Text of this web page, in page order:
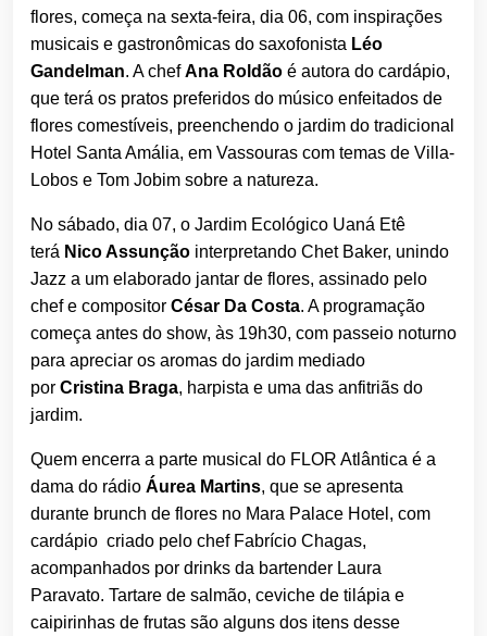
flores, começa na sexta-feira, dia 06, com inspirações
musicais e gastronômicas do saxofonista Léo
Gandelman. A chefAna Roldão é autora do cardápio,
que terá os pratos preferidos do músico enfeitados de
flores comestíveis, preenchendo o jardim do tradicional
Hotel Santa Amália, em Vassouras com temas de Villa-
Lobos e Tom Jobim sobre a natureza.
No sábado, dia 07, o Jardim Ecológico Uaná Etê
terá Nico Assunção interpretando Chet Baker, unindo
Jazz a um elaborado jantar de flores, assinado pelo
chef e compositor César Da Costa. A programação
começa antes do show, às 19h30, com passeio noturno
para apreciar os aromas do jardim mediado
por Cristina Braga, harpista e uma das anfitriãs do
jardim.
Quem encerra a parte musical do FLOR Atlântica é a
dama do rádio Áurea Martins, que se apresenta
durante brunch de flores no Mara Palace Hotel, com
cardápio criado pelo chef Fabrício Chagas,
acompanhados por drinks da bartender Laura
Paravato. Tartare de salmão, ceviche de tilápia e
caipirinhas de frutas são alguns dos itens desse